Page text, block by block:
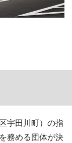
宇田川町）の指
務める団体が決